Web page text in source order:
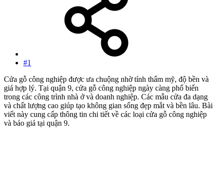
#1
Cửa gỗ công nghiệp được ưa chuộng nhờ tính thẩm mỹ, độ bền và
giá hợp lý. Tại quận 9, cửa gỗ công nghiệp ngày càng phổ biến
trong các công trình nhà ở và doanh nghiệp. Các mẫu cửa đa dạng
và chất lượng cao giúp tạo không gian sống đẹp mắt và bền lâu. Bài
viết này cung cấp thông tin chi tiết về các loại cửa gỗ công nghiệp
và báo giá tại quận 9.